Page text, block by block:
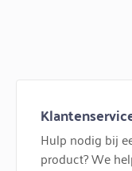
Hulp nodig bij
product? We